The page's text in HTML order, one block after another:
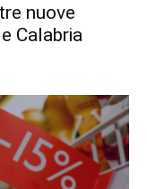
nuove
Calabria